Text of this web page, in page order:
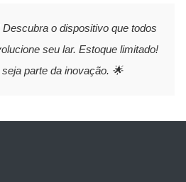
o dispositivo que todos
seu lar. Estoque limitado!
seja parte da inovação. 🌟